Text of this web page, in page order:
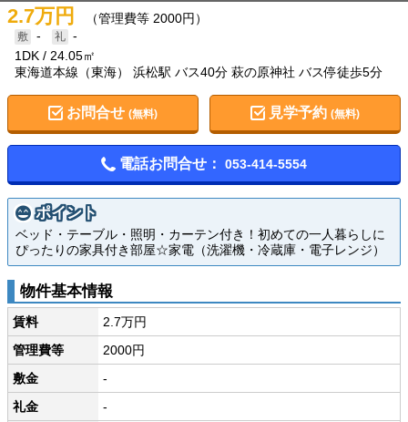
2.7万円 （管理費等 2000円）
-
-
1DK
24.05㎡
東海道本線（東海） 浜松駅 バス40分 萩の原神社 バス停徒歩5分
お問合せ (無料) 見学予約(無料)
電話お問合せ： 053-414-5554
ポイント
ベッド・テーブル・照明・カーテン付き！初めての一人暮らしに
ぴったりの家具付き部屋☆家電（洗濯機・冷蔵庫・電子レンジ）
物件基本情報
賃料
2.7万円
管理費等
2000円
敷金
-
礼金
-